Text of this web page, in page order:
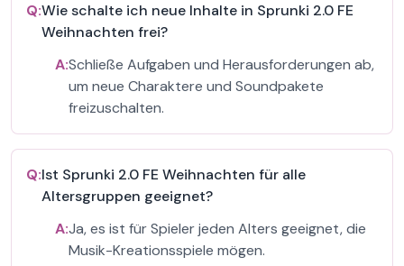
Q:Wie schalte ich neue Inhalte in Sprunki 2.0 FE
Weihnachten frei?
A:Schließe Aufgaben und Herausforderungen ab,
um neue Charaktere und Soundpakete
freizuschalten.
Q:Ist Sprunki 2.0 FE Weihnachten für alle
Altersgruppen geeignet?
A:Ja, es ist für Spieler jeden Alters geeignet, die
Musik-Kreationsspiele mögen.